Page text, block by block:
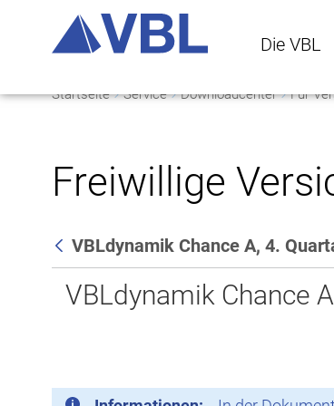
Die VBL
Die VBL
Startseite Service Downloadcenter Für
Freiwillige
Zurück
VBLdynamik Chance A, 4.
VBLdynamik Chance